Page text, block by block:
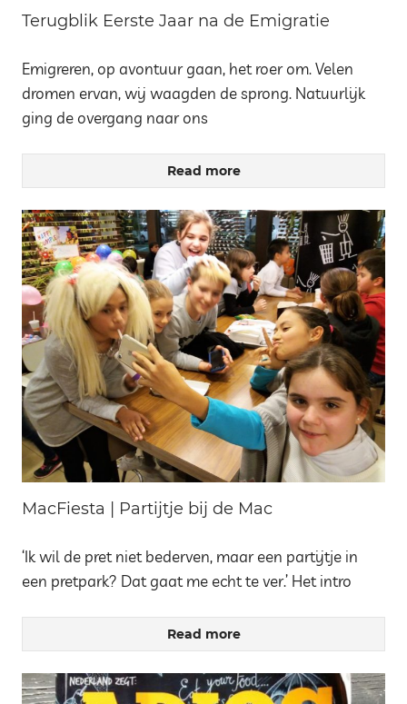
Terugblik Eerste Jaar na de Emigratie
Emigreren, op avontuur gaan, het roer om. Velen
dromen ervan, wij waagden de sprong. Natuurlijk
ging de overgang naar ons
Read more
MacFiesta | Partijtje bij de Mac
‘Ik wil de pret niet bederven, maar een partijtje in
een pretpark? Dat gaat me echt te ver.’ Het intro
Read more